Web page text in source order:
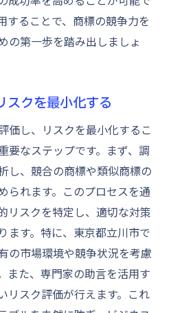
することで、商標の競争力を
の第一歩を踏み出しましょ
スクを最小化する
価し、リスクを最小化するこ
要なステップです。まず、調
し、競合の商標や類似商標の
られます。このプロセスを通
リスクを特定し、適切な対策
ます。特に、東京都立川市で
の市場環境や競争状況を考慮
また、専門家の助言を活用す
リスク評価が行えます。これ